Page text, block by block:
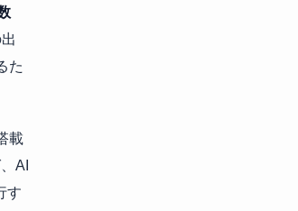
た
載
AI
す